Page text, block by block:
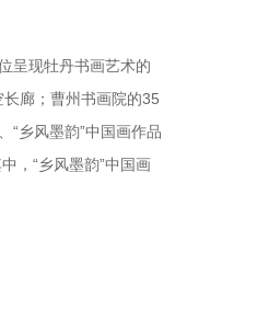
呈现牡丹书画艺术的
廊；曹州书画院的35
“乡风墨韵”中国画作品
，“乡风墨韵”中国画